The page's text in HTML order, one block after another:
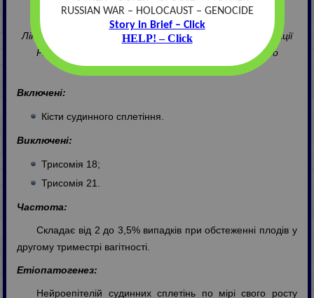
З.О. Сосинюк
Лiкар-генетик обласної медико-генетичної консультацiї
Рiвненського клiнiчного лiкувально-дiагностичного
центру iменi Вiктора Полiщука
Включені:
Кісти судинного сплетіння.
Виключені:
Трисомія 18;
Трисомія 21.
Частота:
Складає від 2 до 3,5% випадків при обстеженні плодів у
другому триместрі вагітності.
Етіопатогенез:
Нейроепітелій судинних сплетінь по мірі свого росту
RUSSIAN WAR – HOLOCAUST – GENOCIDE
Story in Brief – Click
HELP! – Click